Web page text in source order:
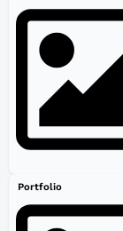
Portfolio